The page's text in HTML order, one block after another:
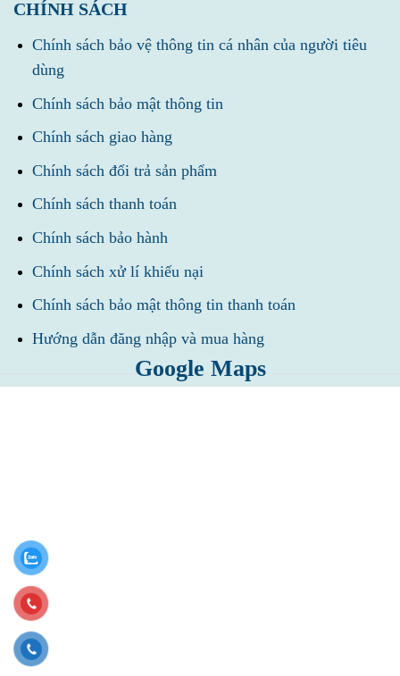
CHÍNH SÁCH
Chính sách bảo vệ thông tin cá nhân của người tiêu
dùng
Chính sách bảo mật thông tin
Chính sách giao hàng
Chính sách đổi trả sản phẩm
Chính sách thanh toán
Chính sách bảo hành
Chính sách xử lí khiếu nại
Chính sách bảo mật thông tin thanh toán
Hướng dẫn đăng nhập và mua hàng
Google Maps